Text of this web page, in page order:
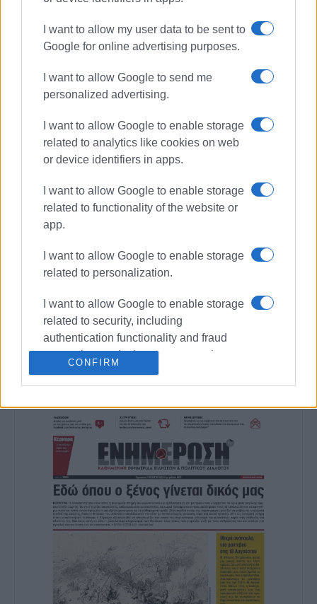
I want to allow my user data to be sent to
Google for online advertising purposes.
I want to allow Google to send me
personalized advertising.
I want to allow Google to enable storage
related to analytics like cookies on web
or device identifiers in apps.
I want to allow Google to enable storage
related to functionality of the website or
app.
I want to allow Google to enable storage
related to personalization.
I want to allow Google to enable storage
related to security, including
authentication functionality and fraud
prevention, and other user protection.
CONFIRM
ΓΙΩΡΓΟΣ ΚΑΤΣΑΪΤΗΣ
Είναι ο εκδότης - διευθυντής της Ενημέρωσης.
Έχει σπουδάσει και εργαστεί ως μηχανικός και
ηλεκτρονικός. Δημοσιογραφεί από τις αρχές της
δεκαετίας του 1980. Έχει συνεργαστεί με σχεδόν
όλες τις αθηναϊκές εφημερίδες. Διετέλεσε
πρόεδρος του Συνδέσμου Ημερησίων
υπηρέτησε και από τη θέση του γενικού
γραμματέα στο δ.σ. επί οκτώ χρόνια. Πιστεύει
πως η ισχυρότερη ιδιότητα του δημοσιογράφου
κοινά και στην επικοινωνία η έντιμη και
ανιδιοτελής διαμεσολάβηση.
Ακολουθήστε το enimerosi στο Facebook
Συνδρομητές στο e-paper